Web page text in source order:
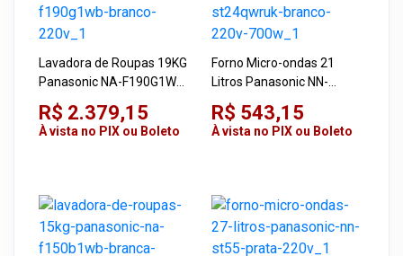
Lavadora de Roupas 19KG
Panasonic NA-F190G1WB
Branco 220V
R$ 2.379,15
À vista no PIX ou Boleto
Forno Micro-ondas 21
Litros Panasonic NN-
ST24QWRUK Branco 220V
700W
R$ 543,15
À vista no PIX ou Boleto